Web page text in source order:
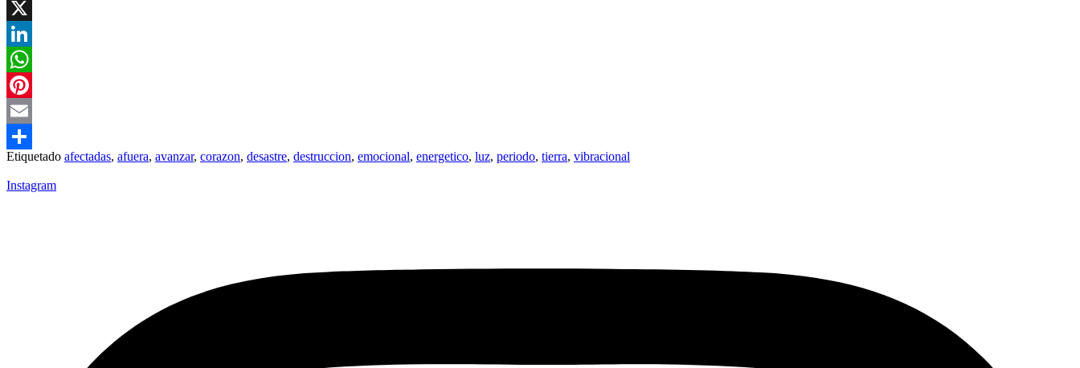
Facebook
X
LinkedIn
WhatsApp
Pinterest
Email
Compartir
Etiquetado afectadas, afuera, avanzar, corazon, desastre, destruccion, emocional, energetico, luz, periodo, tierra, vibracional
Instagram